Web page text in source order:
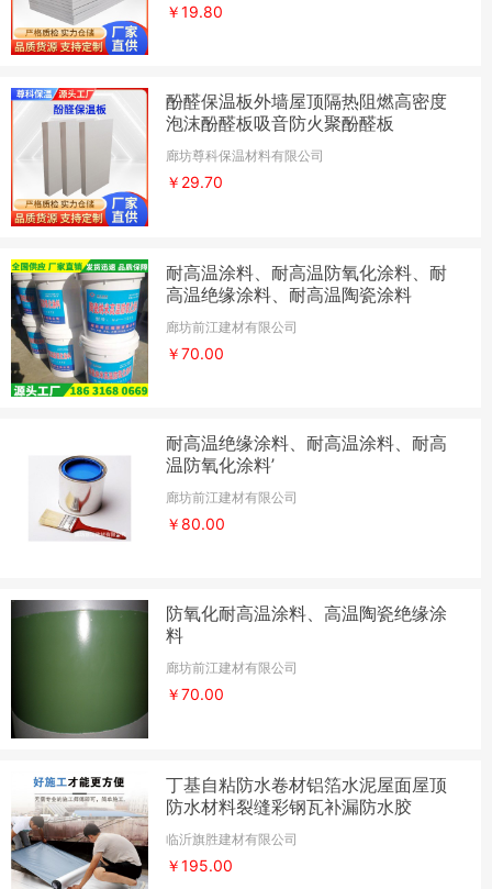
￥19.80
酚醛保温板外墙屋顶隔热阻燃高密度
泡沫酚醛板吸音防火聚酚醛板
廊坊尊科保温材料有限公司
￥29.70
耐高温涂料、耐高温防氧化涂料、耐
高温绝缘涂料、耐高温陶瓷涂料
廊坊前江建材有限公司
￥70.00
耐高温绝缘涂料、耐高温涂料、耐高
温防氧化涂料’
廊坊前江建材有限公司
￥80.00
防氧化耐高温涂料、高温陶瓷绝缘涂
料
廊坊前江建材有限公司
￥70.00
丁基自粘防水卷材铝箔水泥屋面屋顶
防水材料裂缝彩钢瓦补漏防水胶
临沂旗胜建材有限公司
￥195.00